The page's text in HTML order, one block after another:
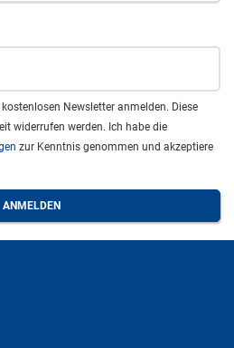
Newsletter anmelden. Diese
widerrufen werden. Ich habe die
zur Kenntnis genommen und akzeptiere